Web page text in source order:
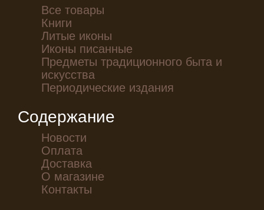
Все товары
Книги
Литые иконы
Иконы писанные
Предметы традиционного быта и
искусства
Периодические издания
Содержание
Новости
Оплата
Доставка
О магазине
Контакты